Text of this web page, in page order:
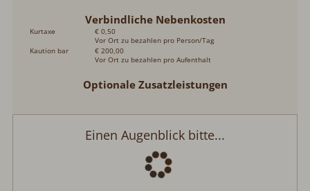
Verbindliche Nebenkosten
Kurtaxe
€ 0,50
Vor Ort zu bezahlen pro Person/Tag
Kaution bar
€ 200,00
Vor Ort zu bezahlen pro Aufenthalt
Optionale Zusatzleistungen
Einen Augenblick bitte...